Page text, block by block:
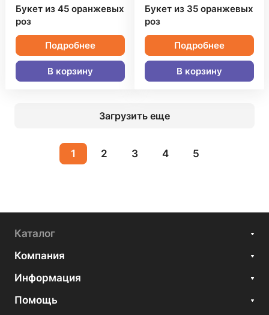
Букет из 45 оранжевых
роз
Подробнее
В корзину
Букет из 35 оранжевых
роз
Подробнее
В корзину
Загрузить еще
1 2 3 4 5
Каталог
Компания
Информация
Помощь